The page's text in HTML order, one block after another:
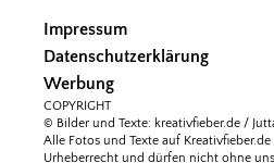
Impressum
Datenschutzerklärung
Werbung
COPYRIGHT
© Bilder und Texte: kreativfieber.de /
Alle Fotos und Texte auf
Urheberrecht und dürfen nicht ohne